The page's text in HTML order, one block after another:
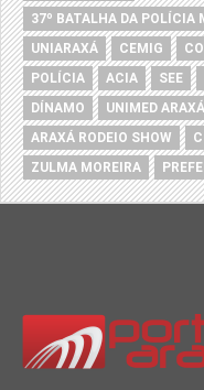
37º BATALHA DA POLÍCIA
UNIARAXÁ
CEMIG
POLÍCIA
ACIA SEE
DÍNAMO
UNIMED ARAXÁ
ARAXÁ RODEIO SHOW
ZULMA MOREIRA